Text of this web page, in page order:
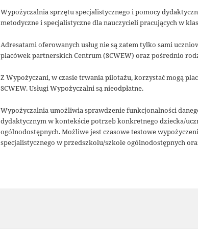
Wypożyczalnia sprzętu specjalistycznego i pomocy
metodyczne i specjalistyczne dla nauczycieli pracujących w
Adresatami oferowanych usług nie są zatem tylko sami
placówek partnerskich Centrum (SCWEW) oraz pośrednio
Z Wypożyczani, w czasie trwania pilotażu, korzystać mogą
SCWEW. Usługi Wypożyczalni są nieodpłatne.
Wypożyczalnia umożliwia sprawdzenie funkcjonalności
dydaktycznym w kontekście potrzeb konkretnego dziecka/
ogólnodostępnych. Możliwe jest czasowe testowe
specjalistycznego w przedszkolu/szkole ogólnodostępnych